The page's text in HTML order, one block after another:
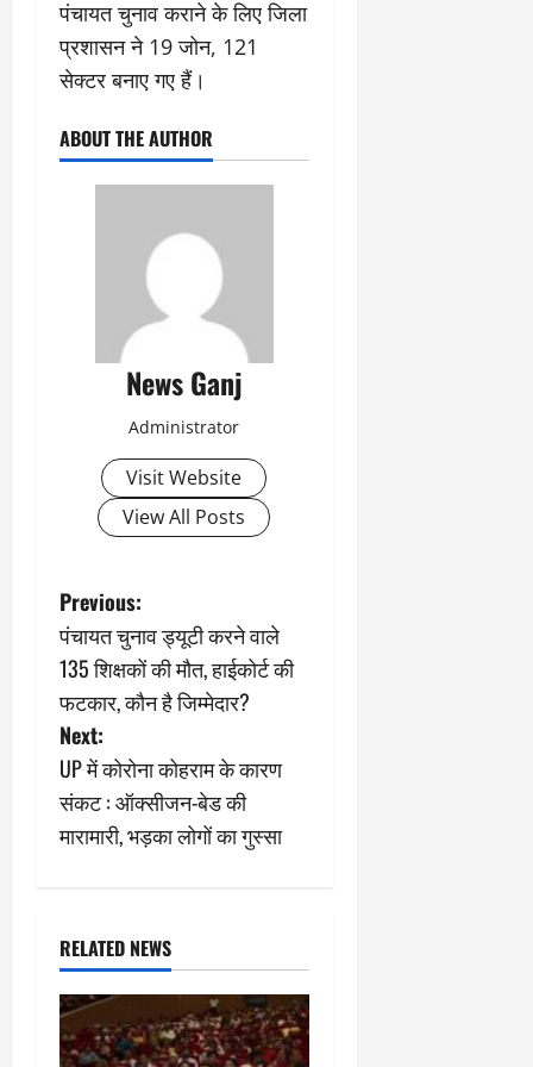
पंचायत चुनाव कराने के लिए जिला
प्रशासन ने 19 जोन, 121
सेक्टर बनाए गए हैं।
ABOUT THE AUTHOR
News Ganj
Administrator
Visit Website
View All Posts
P
o
s
t
n
a
i
g
Previous:
पंचायत चुनाव ड्यूटी करने वाले
135 शिक्षकों की मौत, हाईकोर्ट की
फटकार, कौन है जिम्मेदार?
Next:
UP में कोरोना कोहराम के कारण
संकट : ऑक्सीजन-बेड की
मारामारी, भड़का लोगों का गुस्सा
RELATED NEWS